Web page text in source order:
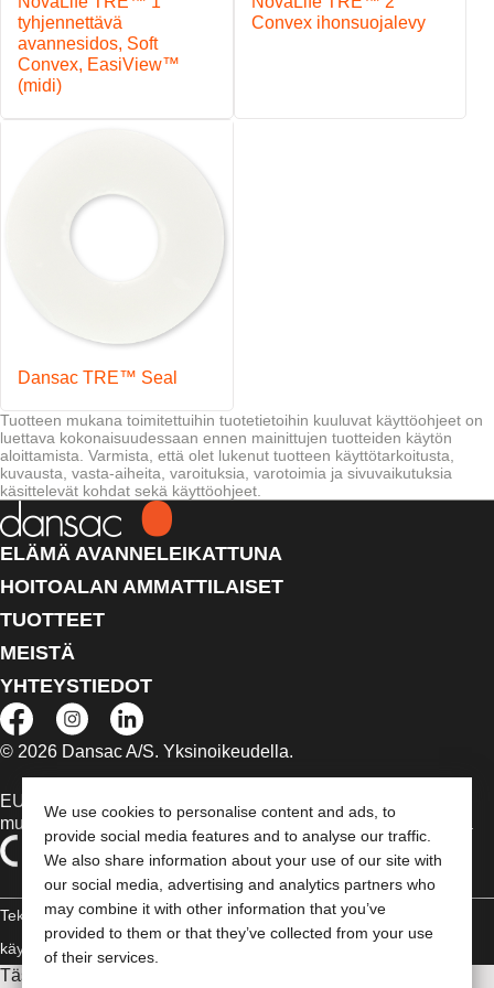
We use cookies to personalise content and ads, to
provide social media features and to analyse our traffic.
We also share information about your use of our site with
our social media, advertising and analytics partners who
may combine it with other information that you’ve
provided to them or that they’ve collected from your use
of their services.
tyhjennettävä
avannesidos, Soft
Convex, EasiView™
(midi)
Convex ihonsuojalevy
Dansac TRE™ Seal
Tuotteen mukana toimitettuihin tuotetietoihin kuuluvat käyttöohjeet on
luettava kokonaisuudessaan ennen mainittujen tuotteiden käytön
aloittamista. Varmista, että olet lukenut tuotteen käyttötarkoitusta,
kuvausta, vasta-aiheita, varoituksia, varotoimia ja sivuvaikutuksia
käsittelevät kohdat sekä käyttöohjeet.
ELÄMÄ AVANNELEIKATTUNA
HOITOALAN AMMATTILAISET
TUOTTEET
MEISTÄ
YHTEYSTIEDOT
© 2026 Dansac A/S. Yksinoikeudella.
EU:n alueella myytävät lääkinnälliset laitteet on tapauksen
mukaan merkitty jommallakummalla seuraavista symboleista
Tekijänoikeudelliset tiedot /
käyttäjäehdot
Vaatimustenmukaisuusvakuutus
Tässä sivustossa esitettyjä tietoja ei ole tarkoitettu